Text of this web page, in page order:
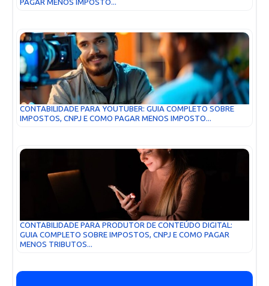
PAGAR MENOS IMPOSTO...
CONTABILIDADE PARA YOUTUBER: GUIA COMPLETO SOBRE
IMPOSTOS, CNPJ E COMO PAGAR MENOS IMPOSTO...
CONTABILIDADE PARA PRODUTOR DE CONTEÚDO DIGITAL:
GUIA COMPLETO SOBRE IMPOSTOS, CNPJ E COMO PAGAR
MENOS TRIBUTOS...